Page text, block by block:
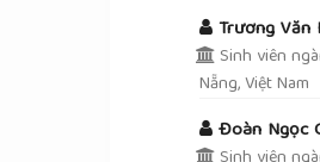
Trương Văn
Sinh viên
Nẵng, Việt Nam
Đoàn Ngọc